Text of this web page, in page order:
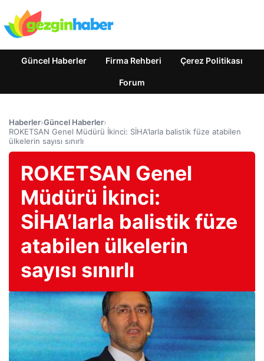
Güncel Haberler Firma Rehberi Çerez Politikası
Forum
Haberler›Güncel Haberler›
ROKETSAN Genel Müdürü İkinci: SİHA’larla balistik füze atabilen
ülkelerin sayısı sınırlı
ROKETSAN Genel
Müdürü İkinci:
SİHA’larla balistik füze
atabilen ülkelerin
sayısı sınırlı